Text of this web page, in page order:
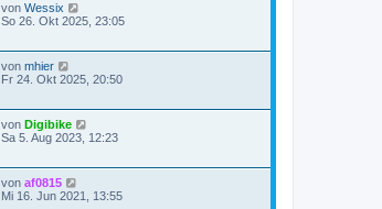
von Wessix
So 26. Okt 2025, 23:05
von mhier
Fr 24. Okt 2025, 20:50
von Digibike
Sa 5. Aug 2023, 12:23
von af0815
Mi 16. Jun 2021, 13:55